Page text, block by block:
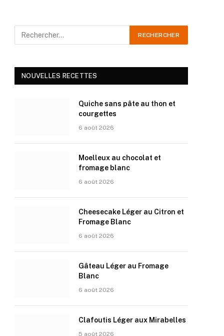
NOUVELLES RECETTES
Quiche sans pâte au thon et
courgettes
6 août 2026
Moelleux au chocolat et
fromage blanc
6 août 2026
Cheesecake Léger au Citron et
Fromage Blanc
6 août 2026
Gâteau Léger au Fromage
Blanc
6 août 2026
Clafoutis Léger aux Mirabelles
5 août 2026